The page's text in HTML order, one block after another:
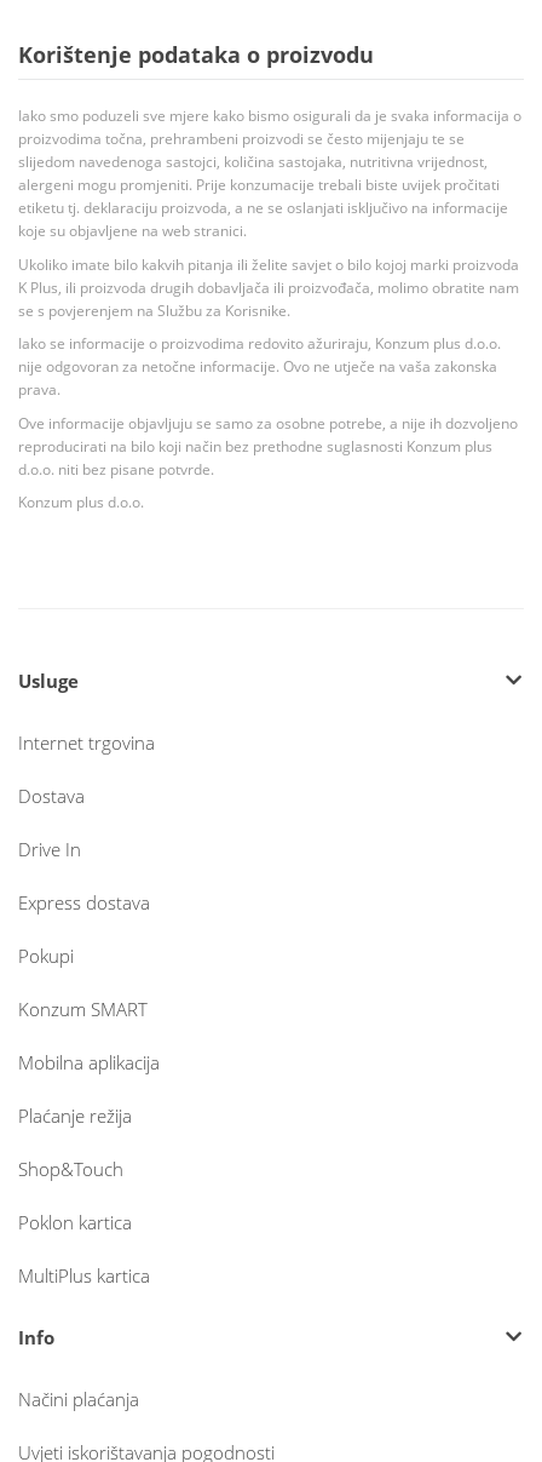
Korištenje podataka o proizvodu
Iako smo poduzeli sve mjere kako bismo osigurali da je svaka informacija o
proizvodima točna, prehrambeni proizvodi se često mijenjaju te se
slijedom navedenoga sastojci, količina sastojaka, nutritivna vrijednost,
alergeni mogu promjeniti. Prije konzumacije trebali biste uvijek pročitati
etiketu tj. deklaraciju proizvoda, a ne se oslanjati isključivo na informacije
koje su objavljene na web stranici.
Ukoliko imate bilo kakvih pitanja ili želite savjet o bilo kojoj marki proizvoda
K Plus, ili proizvoda drugih dobavljača ili proizvođača, molimo obratite nam
se s povjerenjem na Službu za Korisnike.
Iako se informacije o proizvodima redovito ažuriraju, Konzum plus d.o.o.
nije odgovoran za netočne informacije. Ovo ne utječe na vaša zakonska
prava.
Ove informacije objavljuju se samo za osobne potrebe, a nije ih dozvoljeno
reproducirati na bilo koji način bez prethodne suglasnosti Konzum plus
d.o.o. niti bez pisane potvrde.
Konzum plus d.o.o.
Usluge
Internet trgovina
Dostava
Drive In
Express dostava
Pokupi
Konzum SMART
Mobilna aplikacija
Plaćanje režija
Shop&Touch
Poklon kartica
MultiPlus kartica
Info
Načini plaćanja
Uvjeti iskorištavanja pogodnosti